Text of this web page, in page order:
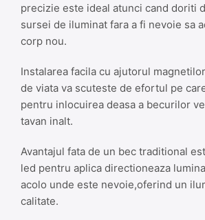
precizie este ideal atunci cand doriti
sursei de iluminat fara a fi nevoie sa
corp nou.
Instalarea facila cu ajutorul
de viata va scuteste de efortul pe
pentru inlocuirea deasa a becurilor
tavan inalt.
Avantajul fata de un bec traditional
led pentru aplica directioneaza
acolo unde este nevoie,oferind un
calitate.